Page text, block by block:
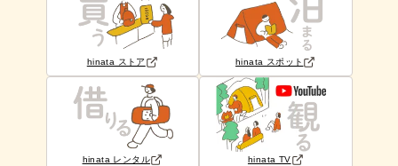
hinata ストア hinata スポット
hinata レンタル hinata TV